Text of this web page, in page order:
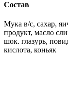
Состав
Мука в/с, сахар,
продукт, масло
шок. глазурь,
кислота, коньяк